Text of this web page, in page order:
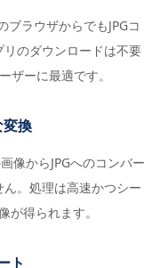
ラウザからでもJPGコ
のダウンロードは不要
ーに最適です。
変換
像からJPGへのコンバー
。処理は高速かつシー
が得られます。
ト